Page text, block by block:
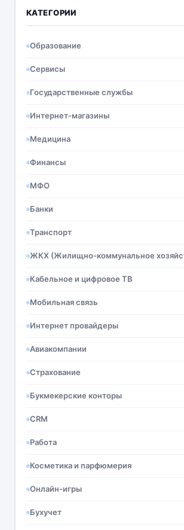
КАТЕГОРИИ
Образование
Сервисы
Государственные службы
Интернет-магазины
Медицина
Финансы
МФО
Банки
Транспорт
ЖКХ (Жилищно-коммунальное
Кабельное и цифровое ТВ
Мобильная связь
Интернет провайдеры
Авиакомпании
Страхование
Букмекерские конторы
CRM
Работа
Косметика и парфюмерия
Онлайн-игры
Бухучет